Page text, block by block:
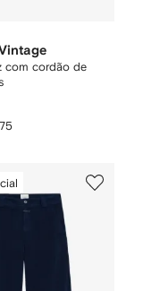
com cordão de